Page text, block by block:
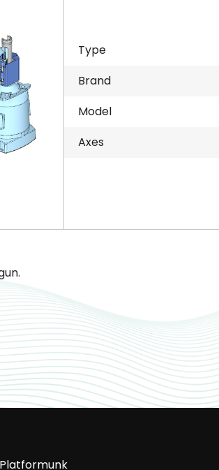
Type
Brand
Model
Axes
Platformunk